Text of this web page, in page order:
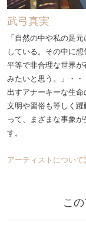
武弓真実
「自然の中や私の足
している。その中に
平等で非合理な世界
みたいと思う。」・
出すアナーキーな生
文明や習俗も等しく
って、まざまな事象
す。
アーティストについて
こ